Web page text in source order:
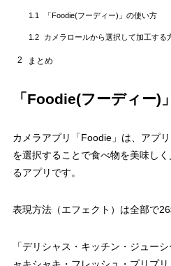
1.1 「Foodie(フーディー)」の使い方
1.2 カメラロールから選択して加工する
2 まとめ
「Foodie(フーディー)
カメラアプリ「Foodie」は、アプ
を選択することで食べ物を美味し
るアプリです。
表現方法（エフェクト）は全部で26
「デリシャス・キッチン・ジュー